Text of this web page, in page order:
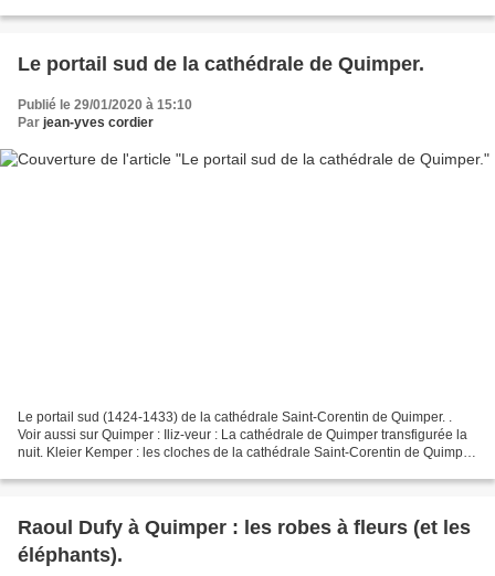
Le portail sud de la cathédrale de Quimper.
Publié le 29/01/2020 à 15:10
Par jean-yves cordier
Le portail sud (1424-1433) de la cathédrale Saint-Corentin de Quimper. .
Voir aussi sur Quimper : Iliz-veur : La cathédrale de Quimper transfigurée la
nuit. Kleier Kemper : les cloches de la cathédrale Saint-Corentin de Quimper.
Raoul Dufy à Quimper : les robes à fleurs (et les
éléphants).